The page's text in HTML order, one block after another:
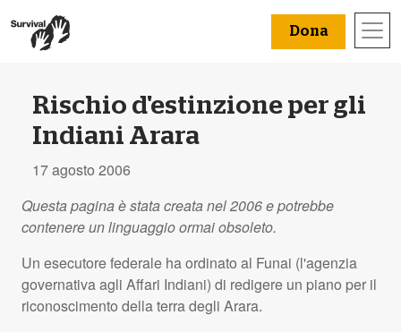
Dona
Rischio d'estinzione per gli
Indiani Arara
17 agosto 2006
Questa pagina è stata creata nel 2006 e potrebbe
contenere un linguaggio ormai obsoleto.
Un esecutore federale ha ordinato al Funai (l'agenzia
governativa agli Affari Indiani) di redigere un piano per il
riconoscimento della terra degli Arara.